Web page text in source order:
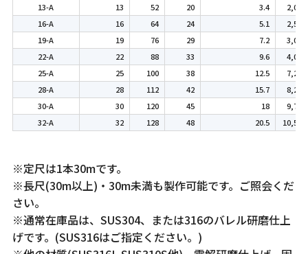
13-A
13 52 20 3.4
2,000
16-A
16 64 24 5.1
2,500
19-A
19 76 29 7.2
3,000
22-A
22 88 33 9.6
4,000
25-A
25 100 38 12.5
7,250
28-A
28 112 42 15.7
8,250
30-A
30 120 45 18
9,750
32-A
32 128 48 20.5 10,500
※定尺は1本30mです。
※長尺(30m以上)・30m未満も製作可能です。ご照会くだ
さい。
※通常在庫品は、SUS304、または316のバレル研磨仕上
げです。(SUS316はご指定ください。)